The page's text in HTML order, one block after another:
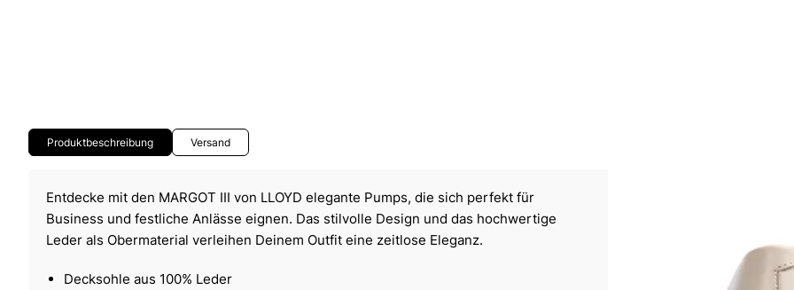
Produktbeschreibung Versand
Entdecke mit den MARGOT III von LLOYD elegante Pumps, die sich perfekt für
Business und festliche Anlässe eignen. Das stilvolle Design und das hochwertige
Leder als Obermaterial verleihen Deinem Outfit eine zeitlose Eleganz.
Decksohle aus 100% Leder